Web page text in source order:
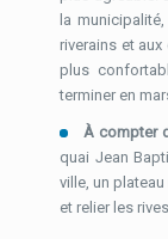
la
riverains et
plus
terminer en
À compter
quai Jean
ville, un
et relier les